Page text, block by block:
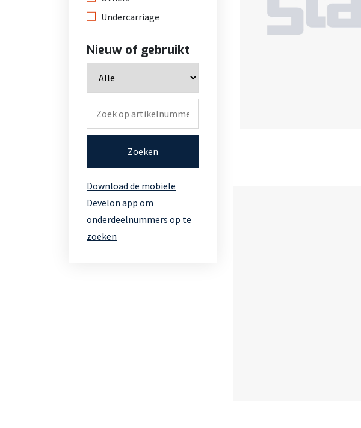
Undercarriage
Nieuw of gebruikt
Zoeken
Download de mobiele
Develon app om
onderdeelnummers op te
zoeken